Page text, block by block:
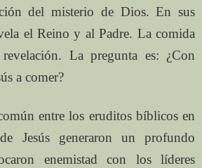
del misterio de Dios. En sus
el Reino y al Padre. La comida
La pregunta es: ¿Con
a comer?
entre los eruditos bíblicos en
Jesús generaron un profundo
enemistad con los líderes